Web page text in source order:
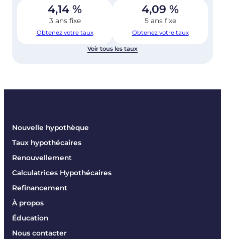
4,14 %
3 ans fixe
Obtenez votre taux
4,09 %
5 ans fixe
Obtenez votre taux
Voir tous les taux
Nouvelle hypothèque
Taux hypothécaires
Renouvellement
Calculatrices Hypothécaires
Refinancement
À propos
Éducation
Nous contacter